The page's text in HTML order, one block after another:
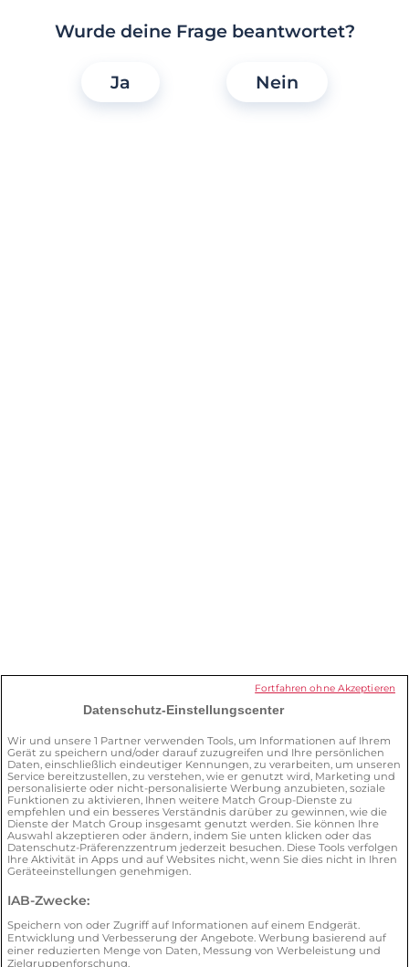
Abonnement kündigen
Wie kann ich mein Profil löschen?
Was kann ich für meine Sicherheit auf
der Plattform tun?
AGB
Illegalen Inhalt melden
Wurde deine Frage beantwortet?
Ja Nein
Datenschutz-Einstellungscenter
Wir und unsere 1 Partner verwenden Tools, um Informationen auf Ihrem
Gerät zu speichern und/oder darauf zuzugreifen und Ihre persönlichen
Daten, einschließlich eindeutiger Kennungen, zu verarbeiten, um unseren
Service bereitzustellen, zu verstehen, wie er genutzt wird, Marketing und
personalisierte oder nicht-personalisierte Werbung anzubieten, soziale
Funktionen zu aktivieren, Ihnen weitere Match Group-Dienste zu
empfehlen und ein besseres Verständnis darüber zu gewinnen, wie die
Dienste der Match Group insgesamt genutzt werden. Sie können Ihre
Auswahl akzeptieren oder ändern, indem Sie unten klicken oder das
Datenschutz-Präferenzzentrum jederzeit besuchen. Diese Tools verfolgen
Ihre Aktivität in Apps und auf Websites nicht, wenn Sie dies nicht in Ihren
Geräteeinstellungen genehmigen.
IAB-Zwecke:
Speichern von oder Zugriff auf Informationen auf einem Endgerät.
Entwicklung und Verbesserung der Angebote. Werbung basierend auf
einer reduzierten Menge von Daten, Messung von Werbeleistung und
Zielgruppenforschung.
Fortfahren ohne Akzeptieren